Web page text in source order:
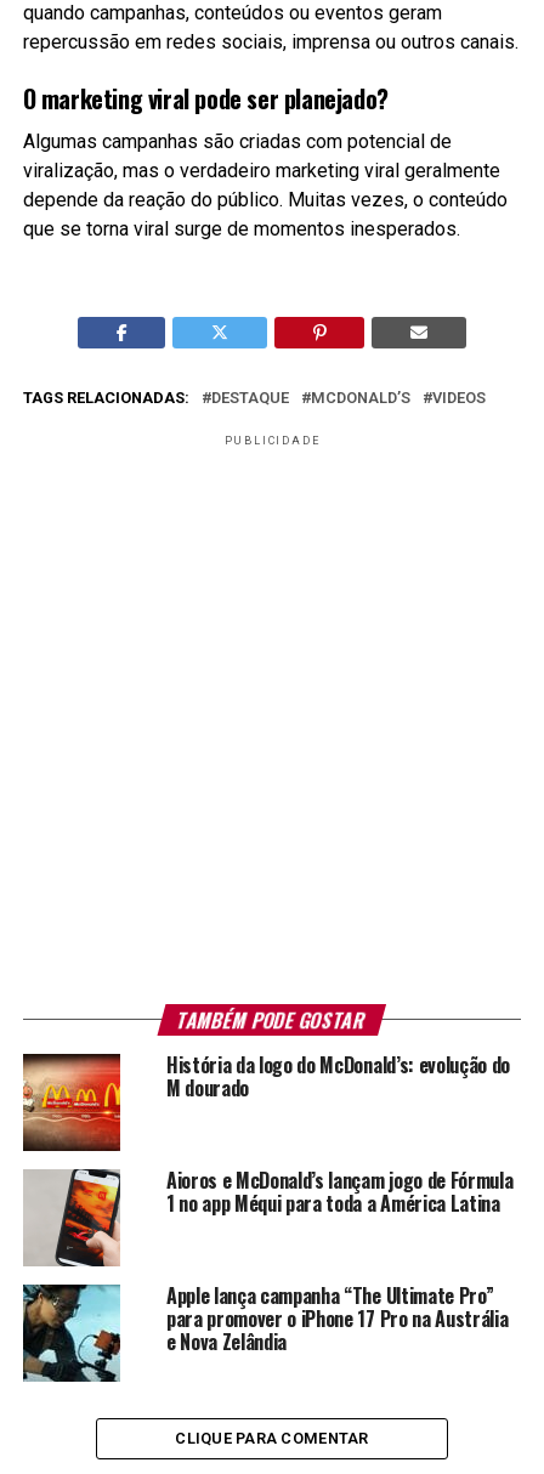
quando campanhas, conteúdos ou eventos geram
repercussão em redes sociais, imprensa ou outros canais.
O marketing viral pode ser planejado?
Algumas campanhas são criadas com potencial de
viralização, mas o verdadeiro marketing viral geralmente
depende da reação do público. Muitas vezes, o conteúdo
que se torna viral surge de momentos inesperados.
TAGS RELACIONADAS: DESTAQUE MCDONALD’S VIDEOS
PUBLICIDADE
TAMBÉM PODE GOSTAR
História da logo do McDonald’s: evolução do
M dourado
Aioros e McDonald’s lançam jogo de Fórmula
1 no app Méqui para toda a América Latina
Apple lança campanha “The Ultimate Pro”
para promover o iPhone 17 Pro na Austrália
e Nova Zelândia
CLIQUE PARA COMENTAR